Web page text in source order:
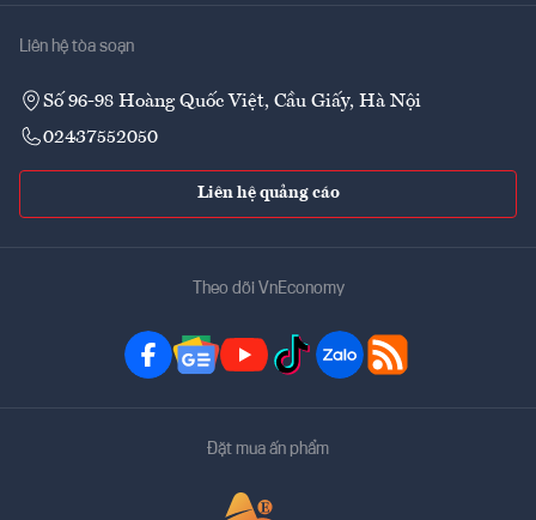
Liên hệ tòa soạn
Số 96-98 Hoàng Quốc Việt, Cầu Giấy, Hà Nội
02437552050
Liên hệ quảng cáo
Theo dõi VnEconomy
Đặt mua ấn phẩm